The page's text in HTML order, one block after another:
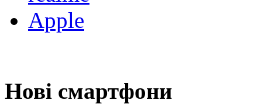
Apple
Нові смартфони